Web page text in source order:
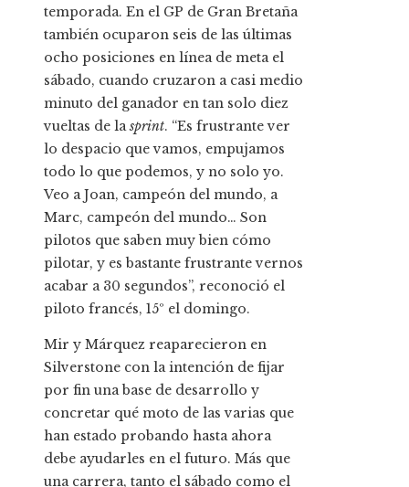
temporada. En el GP de Gran Bretaña
también ocuparon seis de las últimas
ocho posiciones en línea de meta el
sábado, cuando cruzaron a casi medio
minuto del ganador en tan solo diez
vueltas de lasprint. “Es frustrante ver
lo despacio que vamos, empujamos
todo lo que podemos, y no solo yo.
Veo a Joan, campeón del mundo, a
Marc, campeón del mundo… Son
pilotos que saben muy bien cómo
pilotar, y es bastante frustrante vernos
acabar a 30 segundos”, reconoció el
piloto francés, 15º el domingo.
Mir y Márquez reaparecieron en
Silverstone con la intención de fijar
por fin una base de desarrollo y
concretar qué moto de las varias que
han estado probando hasta ahora
debe ayudarles en el futuro. Más que
una carrera, tanto el sábado como el